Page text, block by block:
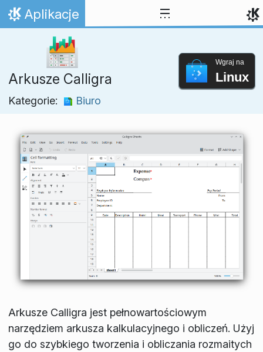
Przejdź to treści
Strona domowa
Aplikacje
Arkusze Calligra
Kategorie: Biuro
Wgraj na
Linux
Arkusze Calligra jest pełnowartościowym
narzędziem arkusza kalkulacyjnego i obliczeń. Użyj
go do szybkiego tworzenia i obliczania rozmaitych